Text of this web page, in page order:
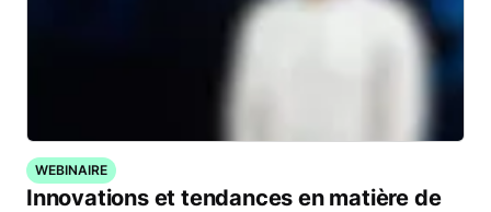
WEBINAIRE
Innovations et tendances en matière de